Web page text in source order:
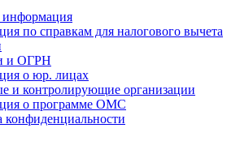
информация
по справкам для налогового вычета
и ОГРН
о юр. лицах
и контролирующие организации
о программе ОМС
конфиденциальности